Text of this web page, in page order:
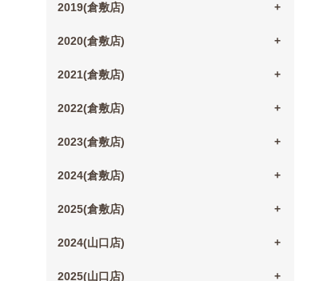
2019(倉敷店)
2020(倉敷店)
2021(倉敷店)
2022(倉敷店)
2023(倉敷店)
2024(倉敷店)
2025(倉敷店)
2024(山口店)
2025(山口店)